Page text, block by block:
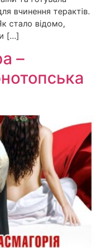
вчинення терактів.
стало відомо,
[…]
–